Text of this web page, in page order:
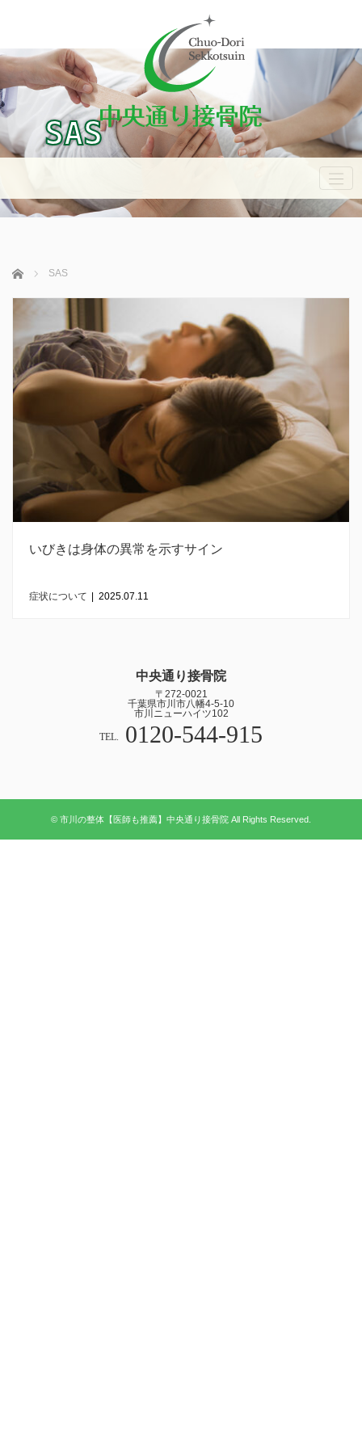
SAS
ホーム SAS
いびきは身体の異常を示すサイン
症状について | 2025.07.11
中央通り接骨院
〒272-0021
千葉県市川市八幡4-5-10
市川ニューハイツ102
TEL. 0120-544-915
© 市川の整体【医師も推薦】中央通り接骨院 All Rights Reserved.